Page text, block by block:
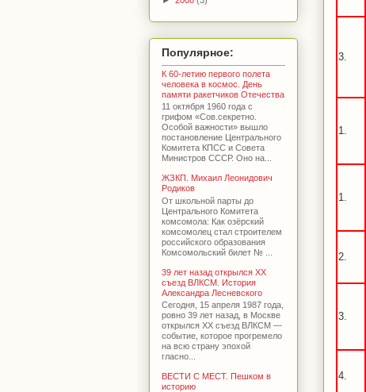
3.
1.
1.
2.
3.
4.
Популярное:
К 60-летию первого полета
человека в космос. День
памяти ракетчиков Отечества
11 октября 1960 года с
грифом «Сов.секретно.
Особой важности» вышло
постановление Центрального
Комитета КПСС и Совета
Министров СССР. Оно на...
ЖЗКП. Михаил Леонидович
Родиков
От школьной парты до
Центрального Комитета
комсомола: Как озёрский
комсомолец стал строителем
российского образования
Комсомольский билет № ...
39 лет назад открылся XX
съезд ВЛКСМ. История
Александра Лесневского
Сегодня, 15 апреля 1987 года,
ровно 39 лет назад, в Москве
открылся XX съезд ВЛКСМ —
событие, которое прогремело
на всю страну эпохой
гласно...
ВЕСТИ С МЕСТ. Пешком в
историю